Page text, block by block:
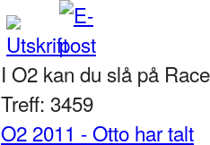
I O2 kan du slå på
Treff: 3459
O2 2011 - Otto har talt